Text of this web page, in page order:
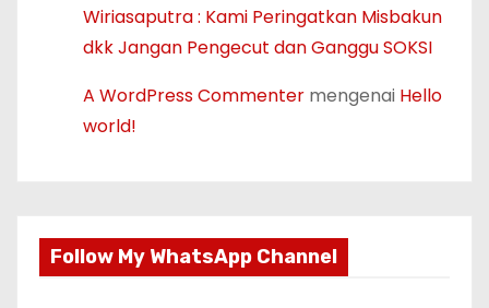
Wiriasaputra : Kami Peringatkan Misbakun
dkk Jangan Pengecut dan Ganggu SOKSI
A WordPress Commenter mengenai Hello
world!
Follow My WhatsApp Channel